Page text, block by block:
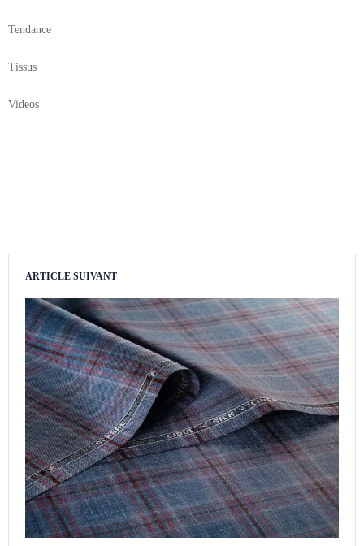
Tendance
Tissus
Videos
ARTICLE SUIVANT